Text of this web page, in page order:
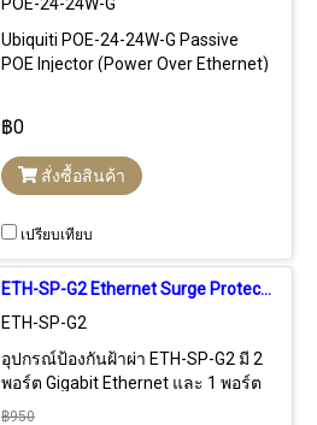
Ubiquiti POE-24-24W-G Passive
POE Injector (Power Over Ethernet)
24W Port Lan ความเร็ว Gigabit
฿0
สั่งซื้อสินค้า
เปรียบเทียบ
ETH-SP-G2 Ethernet Surge Protector, ESD Protection for Outdoor PoE Devices, All Ubiquiti airMAX devices
ETH-SP-G2
อุปกรณ์ป้องกันฝ้าผ่า ETH-SP-G2 มี 2
พอร์ต Gigabit Ethernet และ 1 พอร์ต
Ground สำหรับต่อสายลงดิน ใช้
฿950